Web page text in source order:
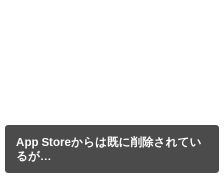
App Storeからは既に削除されてい
るが…